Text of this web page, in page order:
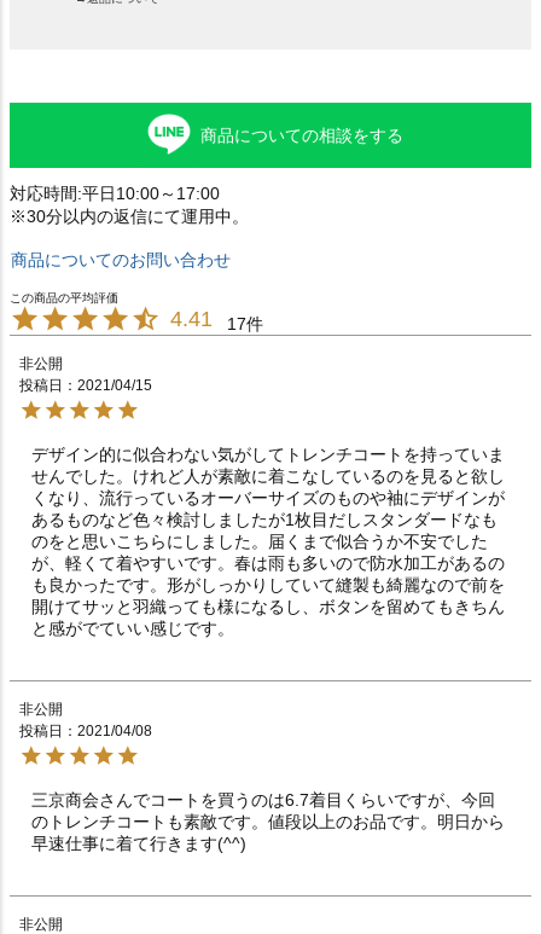
商品についての相談をする
対応時間:平日10:00～17:00
※30分以内の返信にて運用中。
商品についてのお問い合わせ
4.41 17
非公開
投稿日
2021/04/15
デザイン的に似合わない気がしてトレンチコートを持っていま
せんでした。けれど人が素敵に着こなしているのを見ると欲し
くなり、流行っているオーバーサイズのものや袖にデザインが
あるものなど色々検討しましたが1枚目だしスタンダードなも
のをと思いこちらにしました。届くまで似合うか不安でした
が、軽くて着やすいです。春は雨も多いので防水加工があるの
も良かったです。形がしっかりしていて縫製も綺麗なので前を
開けてサッと羽織っても様になるし、ボタンを留めてもきちん
と感がでていい感じです。
非公開
投稿日
2021/04/08
三京商会さんでコートを買うのは6.7着目くらいですが、今回
のトレンチコートも素敵です。値段以上のお品です。明日から
早速仕事に着て行きます(^^)
非公開